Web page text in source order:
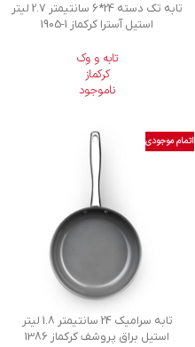
تابه تک دسته 24*6 سانتیمتر 2.7 لیتر
استیل آسترا کرکماز 1905-1
تابه و وک
کرکماز
ناموجود
اتمام موجودی
تابه سرامیک 24 سانتیمتر 1.8 لیتر
استیل براق پروشف کرکماز 1386